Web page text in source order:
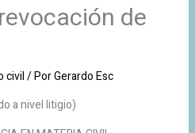
de
civil/ PorGerardo Esc
a nivel litigio)